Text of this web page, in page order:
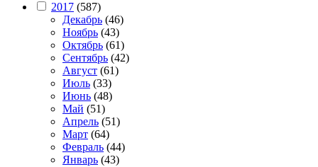
2017 (587)
Декабрь (46)
Ноябрь (43)
Октябрь (61)
Сентябрь (42)
Август (61)
Июль (33)
Июнь (48)
Май (51)
Апрель (51)
Март (64)
Февраль (44)
Январь (43)